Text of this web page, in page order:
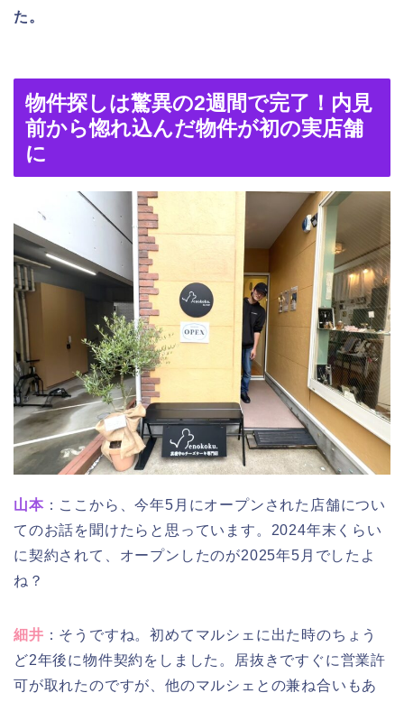
た。
物件探しは驚異の2週間で完了！内見
前から惚れ込んだ物件が初の実店舗
に
山本：ここから、今年5月にオープンされた店舗につい
てのお話を聞けたらと思っています。2024年末くらい
に契約されて、オープンしたのが2025年5月でしたよ
ね？
細井 ：そうですね。初めてマルシェに出た時のちょう
ど2年後に物件契約をしました。居抜きですぐに営業許
可が取れたのですが、他のマルシェとの兼ね合いもあ